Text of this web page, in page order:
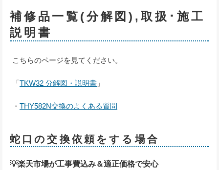
補修品一覧(分解図),取扱･施工
説明書
こちらのページを見てください。
「TKW32 分解図・説明書 」
・ THY582N交換のよくある質問
蛇口の交換依頼をする場合
💡楽天市場が工事費込み＆適正価格で安心